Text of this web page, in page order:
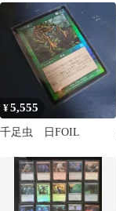
Elemental》
¥5,555
千足虫 日FOIL